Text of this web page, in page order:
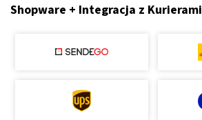
Shopware + Integracja z Kurierami